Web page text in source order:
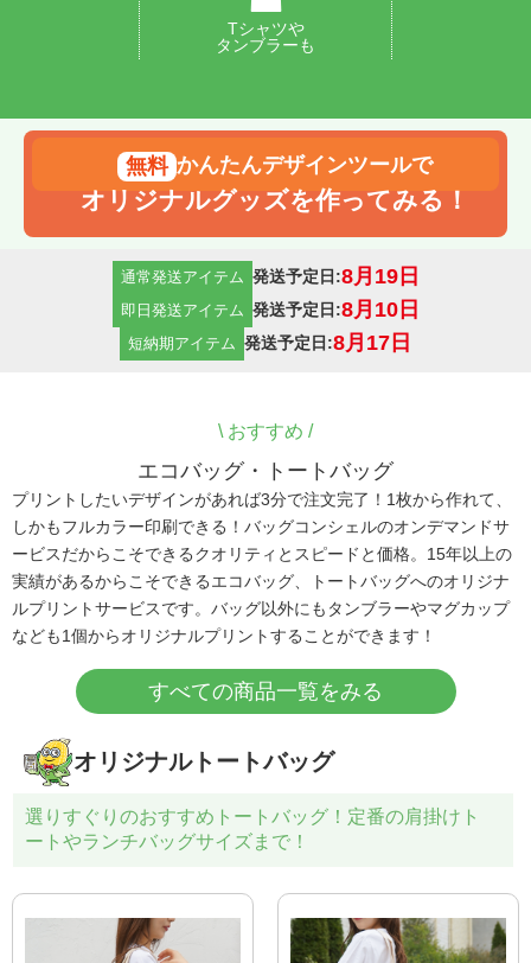
Tシャツや
タンブラーも
かんたんデザインツールで
オリジナルグッズを作ってみる！
通常発送アイテム 発送予定日:8月19日
即日発送アイテム 発送予定日:8月10日
短納期アイテム 発送予定日:8月17日
\ おすすめ /
エコバッグ・トートバッグ
プリントしたいデザインがあれば3分で注文完了！1枚から作れて、
しかもフルカラー印刷できる！バッグコンシェルのオンデマンドサ
ービスだからこそできるクオリティとスピードと価格。15年以上の
実績があるからこそできるエコバッグ、トートバッグへのオリジナ
ルプリントサービスです。バッグ以外にもタンブラーやマグカップ
なども1個からオリジナルプリントすることができます！
すべての商品一覧をみる
オリジナルトートバッグ
選りすぐりのおすすめトートバッグ！定番の肩掛けト
ートやランチバッグサイズまで！